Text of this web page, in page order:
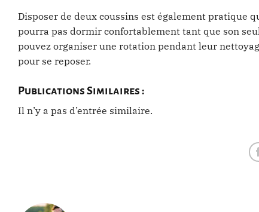
Disposer de deux coussins est également pratique
pourra pas dormir confortablement tant que son
pouvez organiser une rotation pendant leur
pour se reposer.
Publications Similaires :
Il n’y a pas d’entrée similaire.